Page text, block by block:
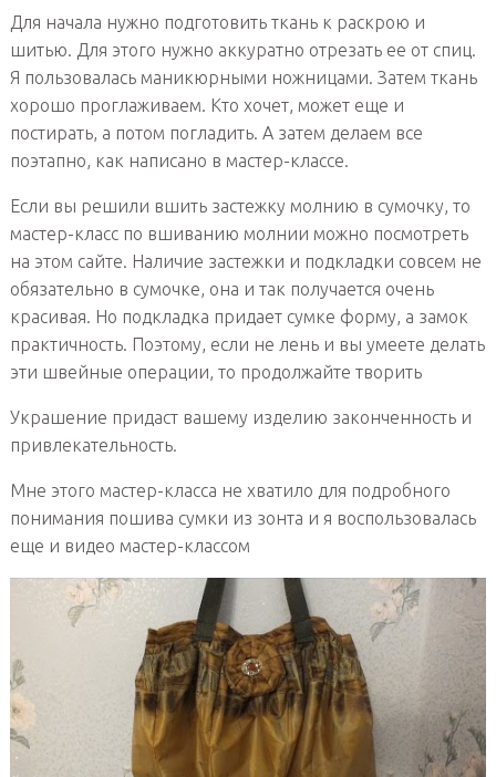
Для начала нужно подготовить ткань к раскрою и
шитью. Для этого нужно аккуратно отрезать ее от спиц.
Я пользовалась маникюрными ножницами. Затем ткань
хорошо проглаживаем. Кто хочет, может еще и
постирать, а потом погладить. А затем делаем все
поэтапно, как написано в мастер-классе.
Если вы решили вшить застежку молнию в сумочку, то
мастер-класс по вшиванию молнии можно посмотреть
на этом сайте. Наличие застежки и подкладки совсем не
обязательно в сумочке, она и так получается очень
красивая. Но подкладка придает сумке форму, а замок
практичность. Поэтому, если не лень и вы умеете делать
эти швейные операции, то продолжайте творить
Украшение придаст вашему изделию законченность и
привлекательность.
Мне этого мастер-класса не хватило для подробного
понимания пошива сумки из зонта и я воспользовалась
еще и видео мастер-классом